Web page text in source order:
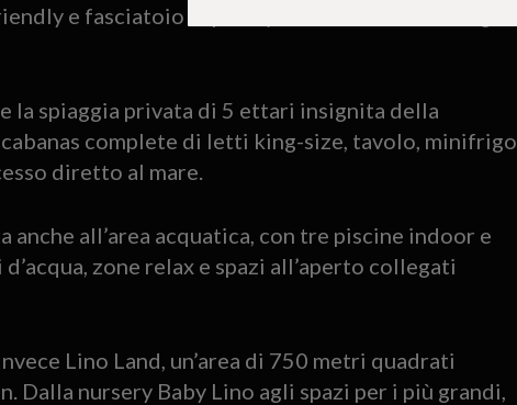
e fasciatoio — pantry attrezzata e tecnologie
la spiaggia privata di 5 ettari insignita della
complete di letti king-size, tavolo, minifrigo,
diretto al mare.
anche all’area acquatica, con tre piscine indoor e
zone relax e spazi all’aperto collegati
Lino Land, un’area di 750 metri quadrati
Dalla nursery Baby Lino agli spazi per i più grandi,